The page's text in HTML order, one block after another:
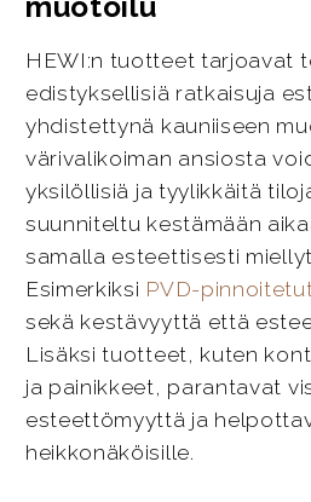
HEWI:n tuotteet tarjoavat
edistyksellisiä ratkaisuja
yhdistettynä kauniiseen
värivalikoiman ansiosta
yksilöllisiä ja tyylikkäitä
suunniteltu kestämään
samalla esteettisesti
Esimerkiksi PVD-
sekä kestävyyttä että
Lisäksi tuotteet, kuten
ja painikkeet, parantavat
esteettömyyttä ja
heikkonäköisille.